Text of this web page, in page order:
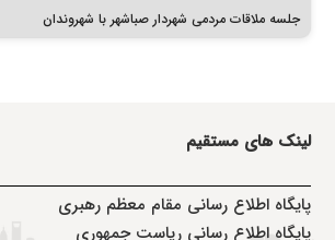
جلسه ملاقات مردمی شهردار صباشهر با شهروندان
لینک های مستقیم
پایگاه اطلاع رسانی مقام معظم رهبری
پایگاه اطلاع رسانی ریاست جمهوری